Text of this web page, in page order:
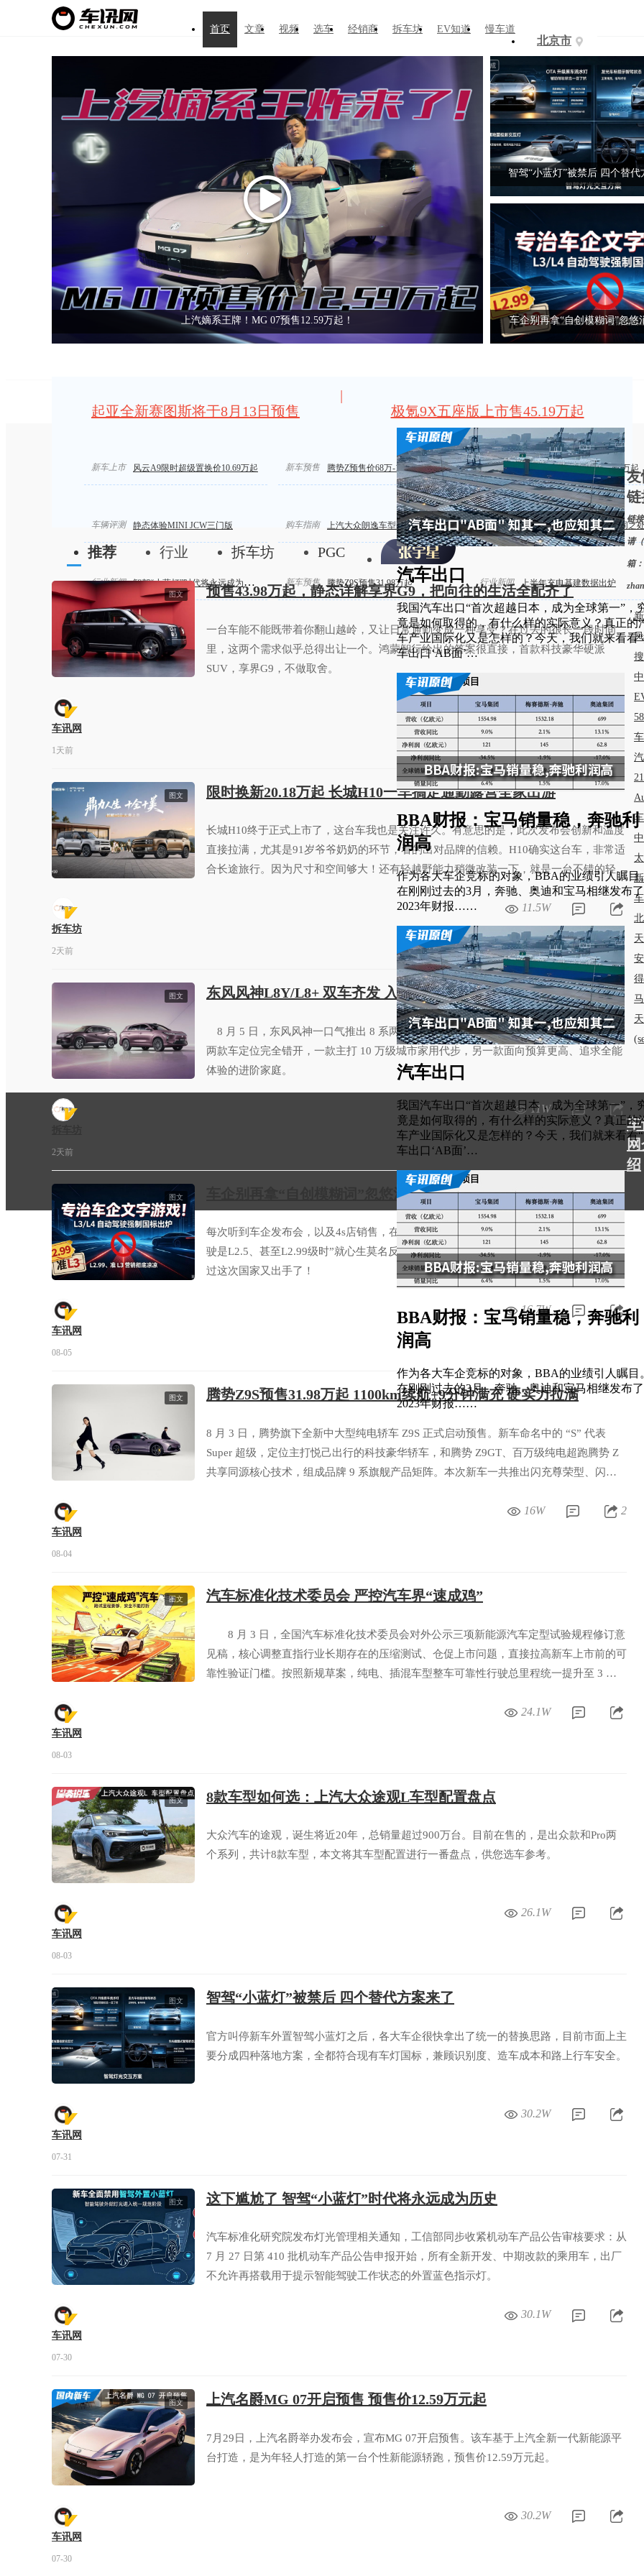
首页 文章 视频 选车 经销商 拆车坊 EV知道 慢车道
北京市
一代天工08 670 Max限时价17.99万
超2305万个 上半年充电基建数据出炉 上汽嫡系王牌！MG 07预售12.59
能上路的卡丁车！JCW开起来真的乐趣十足！ 新一代
起亚全新赛图斯将于8月13日预售
|
极氪9X五座版上市售45.19万起
新车上市 风云A9限时超级置换价10.69万起 新车预售 腾势Z预售价68万-118万元 新车上市 2027款星途ES指导价17.99 万起
车辆评测 静态体验MINI JCW三门版 购车指南 上汽大众朗逸车型配置盘点 车辆评测 M4纽博格林限量版有何不同之
行业新闻 智驾“小蓝灯”时代将永远成为历史 新车预售 腾势Z9S预售31.98万起 行业新闻 上半年充电基建数据出炉
推荐 行业 拆车坊 PGC
图文 预售43.98万起，静态详解享界G9，把向往的生活全配齐了
一台车能不能既带着你翻山越岭，又让日常通勤变成一种享受？在过去的很长一段时间
里，这两个需求似乎总得出让一个。鸿蒙智行给出的答案很直接，首款科技豪华硬派
SUV，享界G9，不做取舍。
车讯网
1天前
9.4W
图文 限时换新20.18万起 长城H10一车搞定通勤露营全家出游
长城H10终于正式上市了，这台车我也是关注许久。有意思的是，此次发布会创新和温度
直接拉满，尤其是91岁爷爷奶奶的环节，看的出对品牌的信赖。H10确实这台车，非常适
合长途旅行。因为尺寸和空间够大！还有轻越野能力稍微改装一下，就是一台不错的轻度
拆车坊
2天前
11.5W
图文 东风风神L8Y/L8+ 双车齐发 入门/进阶全覆盖
8 月 5 日，东风风神一口气推出 8 系两款新车 —— 纯电 SUV L8Y、插混 SUV L8+，
两款车定位完全错开，一款主打 10 万级城市家用代步，另一款面向预算更高、追求全能
体验的进阶家庭。
2天前
11W
图文 车企别再拿“自创模糊词”忽悠消费者了 国家出手管你们来了
每次听到车企发布会，以及4s店销售，在介绍自家车智能驾驶辅助时，说出“我们的智驾
驶是L2.5、甚至L2.99级时”就心生莫名反感。目前，国家标准只有从L1-L5整数划分。不
过这次国家又出手了！
车讯网
08-05
16.7W
图文 腾势Z9S预售31.98万起 1100km续航+9分钟满充 硬实力拉满
8 月 3 日，腾势旗下全新中大型纯电轿车 Z9S 正式启动预售。新车命名中的 “S” 代表
Super 超级，定位主打悦己出行的科技豪华轿车，和腾势 Z9GT、百万级纯电超跑腾势 Z
共享同源核心技术，组成品牌 9 系旗舰产品矩阵。本次新车一共推出闪充尊荣型、闪充
车讯网
08-04
16W 2
图文 汽车标准化技术委员会 严控汽车界“速成鸡”
8 月 3 日，全国汽车标准化技术委员会对外公示三项新能源汽车定型试验规程修订意
见稿，核心调整直指行业长期存在的压缩测试、仓促上市问题，直接拉高新车上市前的可
靠性验证门槛。按照新规草案，纯电、插混车型整车可靠性行驶总里程统一提升至 3 万
车讯网
08-03
24.1W
图文 8款车型如何选：上汽大众途观L车型配置盘点
大众汽车的途观，诞生将近20年，总销量超过900万台。目前在售的，是出众款和Pro两
个系列，共计8款车型，本文将其车型配置进行一番盘点，供您选车参考。
车讯网
08-03
26.1W
图文 智驾“小蓝灯”被禁后 四个替代方案来了
官方叫停新车外置智驾小蓝灯之后，各大车企很快拿出了统一的替换思路，目前市面上主
要分成四种落地方案，全都符合现有车灯国标，兼顾识别度、造车成本和路上行车安全。
车讯网
07-31
30.2W
图文 这下尴尬了 智驾“小蓝灯”时代将永远成为历史
汽车标准化研究院发布灯光管理相关通知，工信部同步收紧机动车产品公告审核要求：从
7 月 27 日第 410 批机动车产品公告申报开始，所有全新开发、中期改款的乘用车，出厂
不允许再搭载用于提示智能驾驶工作状态的外置蓝色指示灯。
车讯网
07-30
30.1W
图文 上汽名爵MG 07开启预售 预售价12.59万元起
7月29日，上汽名爵举办发布会，宣布MG 07开启预售。该车基于上汽全新一代新能源平
台打造，是为年轻人打造的第一台个性新能源轿跑，预售价12.59万元起。
车讯网
07-30
30.2W
汽车出口
我国汽车出口“首次超越日本，成为全球第一”，
竟是如何取得的，有什么样的实际意义？真正的
车产业国际化又是怎样的？今天，我们就来看看
车出口‘AB面’…
BBA财报：宝马销量稳，奔驰利
润高
作为各大车企竞标的对象，BBA的业绩引人瞩目
在刚刚过去的3月，奔驰、奥迪和宝马相继发布了
2023年财报……
汽车出口
我国汽车出口“首次超越日本，成为全球第一”，
竟是如何取得的，有什么样的实际意义？真正的
车产业国际化又是怎样的？今天，我们就来看看
车出口‘AB面’…
BBA财报：宝马销量稳，奔驰利
润高
作为各大车企竞标的对象，BBA的业绩引人瞩目
在刚刚过去的3月，奔驰、奥迪和宝马相继发布了
2023年财报……
友
链
链
请
箱：
车
绍